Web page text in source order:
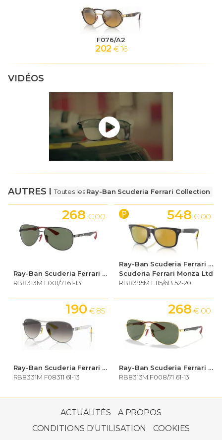
F076/A2
202 € 16
VIDÉOS
AUTRES LUNETTES
Toutes lesRay-Ban Scuderia Ferrari Collection
Ray-Ban Scuderia Ferrari Collection
RB8313M F001/71 61-13
268 € 00
Ray-Ban Scuderia Ferrari Collection
Scuderia Ferrari Monza Ltd
RB8395M F115/6B 52-20
548 € 00
Ray-Ban Scuderia Ferrari Collection
RB8331M F08311 61-13
190 € 85
Ray-Ban Scuderia Ferrari Collection
RB8313M F008/71 61-13
268 € 00
ACTUALITÉS
A PROPOS
CONDITIONS D'UTILISATION
COOKIES